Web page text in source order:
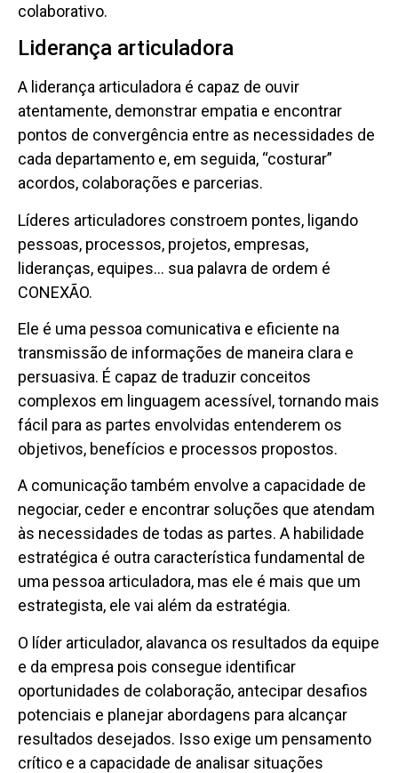
colaborativo.
Liderança articuladora
A liderança articuladora é capaz de ouvir
atentamente, demonstrar empatia e encontrar
pontos de convergência entre as necessidades de
cada departamento e, em seguida, “costurar”
acordos, colaborações e parcerias.
Líderes articuladores constroem pontes, ligando
pessoas, processos, projetos, empresas,
lideranças, equipes… sua palavra de ordem é
CONEXÃO.
Ele é uma pessoa comunicativa e eficiente na
transmissão de informações de maneira clara e
persuasiva. É capaz de traduzir conceitos
complexos em linguagem acessível, tornando mais
fácil para as partes envolvidas entenderem os
objetivos, benefícios e processos propostos.
A comunicação também envolve a capacidade de
negociar, ceder e encontrar soluções que atendam
às necessidades de todas as partes. A habilidade
estratégica é outra característica fundamental de
uma pessoa articuladora, mas ele é mais que um
estrategista, ele vai além da estratégia.
O líder articulador, alavanca os resultados da equipe
e da empresa pois consegue identificar
oportunidades de colaboração, antecipar desafios
potenciais e planejar abordagens para alcançar
resultados desejados. Isso exige um pensamento
crítico e a capacidade de analisar situações